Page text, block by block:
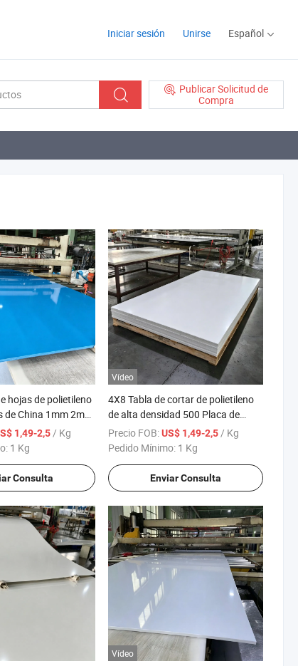
Iniciar sesión Unirse Español
Publicar Solicitud de
Compra
hojas de polietileno
de China 1mm 2mm
1,49-2,5/ Kg
1 Kg
Consulta
Vídeo
4X8 Tabla de cortar de polietileno
de alta densidad 500 Placa de
hojas de HDPE
Precio FOB:US$ 1,49-2,5/ Kg
Pedido Mínimo: 1 Kg
Enviar Consulta
Vídeo